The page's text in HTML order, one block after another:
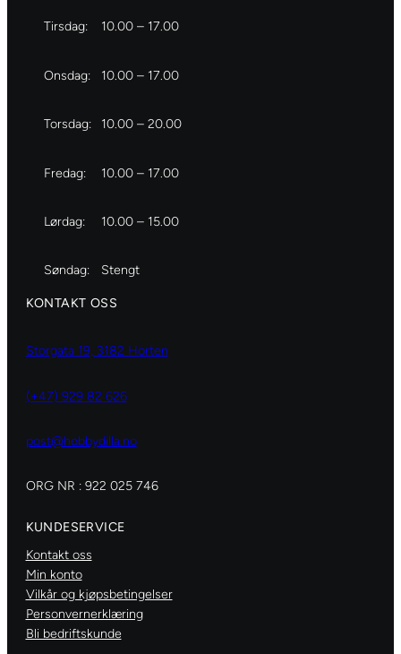
Tirsdag: 10.00 – 17.00
Onsdag: 10.00 – 17.00
Torsdag: 10.00 – 20.00
Fredag: 10.00 – 17.00
Lørdag: 10.00 – 15.00
Søndag: Stengt
KONTAKT OSS
Storgata 19, 3182 Horten
(+47) 929 82 626
post@hobbydilla.no
ORG NR : 922 025 746
KUNDESERVICE
Kontakt oss
Min konto
Vilkår og kjøpsbetingelser
Personvernerklæring
Bli bedriftskunde